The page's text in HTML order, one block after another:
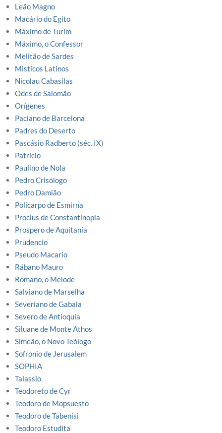
Leão Magno
Macário do Egito
Máximo de Turim
Máximo, o Confessor
Melitão de Sardes
Misticos Latinos
Nicolau Cabasilas
Odes de Salomão
Orígenes
Paciano de Barcelona
Padres do Deserto
Pascásio Radberto (séc. IX)
Patrício
Paulino de Nola
Pedro Crisólogo
Pedro Damião
Policarpo de Esmirna
Proclus de Constantinopla
Prospero de Aquitania
Prudencio
Pseudo Macario
Rábano Mauro
Romano, o Melode
Salviano de Marselha
Severiano de Gabala
Severo de Antioquia
Siluane de Monte Athos
Simeão, o Novo Teólogo
Sofronio de Jerusalem
SOPHIA
Talassio
Teodoreto de Cyr
Teodoro de Mopsuesto
Teodoro de Tabenisi
Teodoro Estudita